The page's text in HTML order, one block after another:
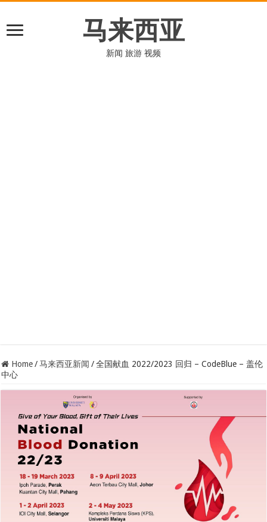
马来西亚
新闻 旅游 视频
Home / 马来西亚新闻 / 全国献血 2022/2023 回归 – CodeBlue – 盖伦
中心